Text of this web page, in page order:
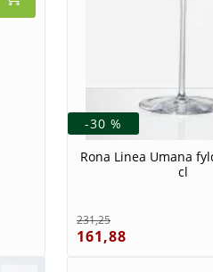
Rona Linea Umana
cl
231,25
161,88
-30 %